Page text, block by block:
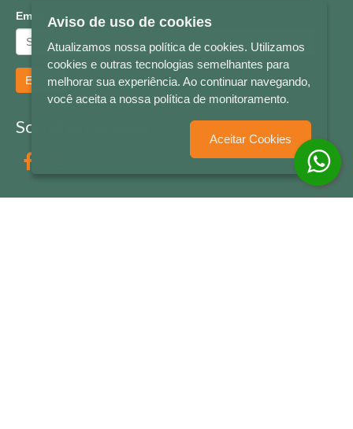
Email:
Enviar
Socialize conosco
Aviso de uso de cookies
Atualizamos nossa política de cookies. Utilizamos
cookies e outras tecnologias semelhantes para
melhorar sua experiência. Ao continuar navegando,
você aceita a nossa política de monitoramento.
Aceitar Cookies